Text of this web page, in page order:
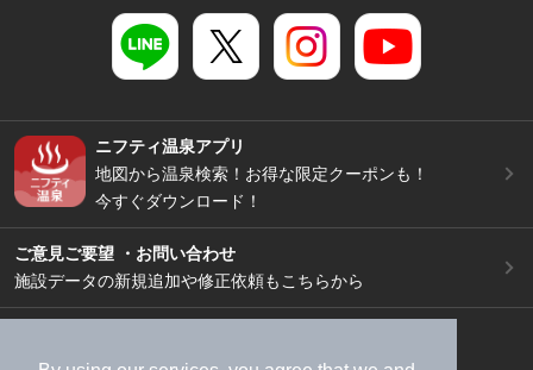
ニフティ温泉アプリ
地図から温泉検索！お得な限定クーポンも！
今すぐダウンロード！
ご意見ご要望 ・お問い合わせ
施設データの新規追加や修正依頼もこちらから